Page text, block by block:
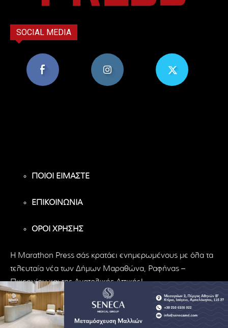
SOCIAL MEDIA
ΠΟΙΟΙ ΕΙΜΑΣΤΕ
ΕΠΙΚΟΙΝΩΝΙΑ
ΟΡΟΙ ΧΡΗΣΗΣ
H Marathon Press σάς κρατάει ενημερωμένους με όλα τα
τελευταία νέα των Δήμων Μαραθώνα, Ραφήνας –
Πικερμίου και της Ανατολικής Αττικής!
© Marathon Press | All Rights Reserved